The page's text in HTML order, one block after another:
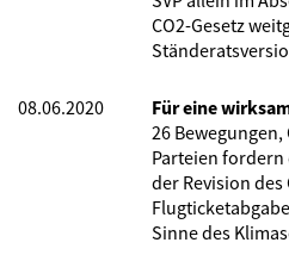
CO2-Gesetz
08.06.2020
Für eine
26
Parteien
der Revision des
Sinne des